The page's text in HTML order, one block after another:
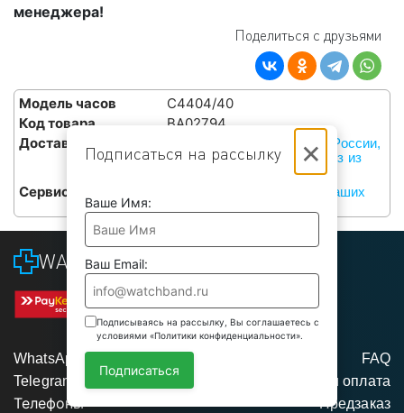
×
Подписаться на рассылку
Ваше Имя:
Ваш Email:
Подписываясь на рассылку, Вы соглашаетесь с
условиями «Политики конфиденциальности».
Подписаться
менеджера!
Поделиться с друзьями
Модель часов
C4404/40
Код товара
BA02794
Доставка
Курьерами СДЭК по всей России,
или бесплатный самовывоз из
наших сервисов в Москве
Сервис
Бесплатная установка в наших
WATCHBAND
WhatsApp
Telegram
Телефоны
FAQ
Доставка и оплата
Предзаказ